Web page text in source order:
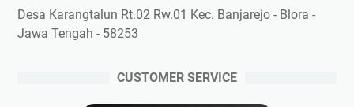
Desa Karangtalun Rt.02 Rw.01 Kec. Banjarejo - Blora -
Jawa Tengah - 58253
CUSTOMER SERVICE